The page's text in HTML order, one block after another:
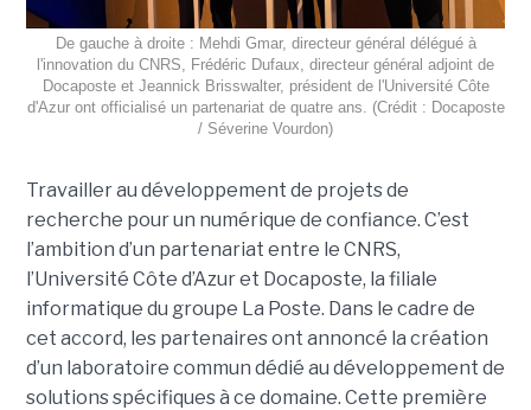
De gauche à droite : Mehdi Gmar, directeur général délégué à
l'innovation du CNRS, Frédéric Dufaux, directeur général adjoint de
Docaposte et Jeannick Brisswalter, président de l'Université Côte
d'Azur ont officialisé un partenariat de quatre ans. (Crédit : Docaposte
/ Séverine Vourdon)
Travailler au développement de projets de
recherche pour un numérique de confiance. C’est
l’ambition d’un partenariat entre le CNRS,
l’Université Côte d’Azur et Docaposte, la filiale
informatique du groupe La Poste. Dans le cadre de
cet accord, les partenaires ont annoncé la création
d’un laboratoire commun dédié au développement de
solutions spécifiques à ce domaine. Cette première